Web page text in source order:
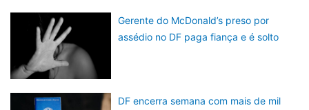
Gerente do McDonald’s preso por
assédio no DF paga fiança e é solto
DF encerra semana com mais de mil